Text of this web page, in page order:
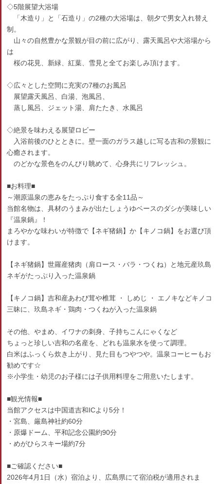
◇5階展望大浴場
「木造り」と「石造り」の2種の大浴場は、朝夕で男女入れ替え
制。
山々の自然豊かな景観が目の前に広がり、露天風呂や大浴場から
は
桜の花見、新緑、紅葉、雪見と全てお楽しみ頂けます。
◇広々とした空間に充実の7種のお風呂
展望露天風呂、白湯、泡風呂、
蒸し風呂、ジェット湯、肩たたき、水風呂
◇絶景を味わえる展望ロビー
入浴前後のひとときに。壁一面のガラス越しに写る吉和の景観に
心癒されます。
のどかな景色をのんびり眺めて、心身共にリフレッシュ。
■お料理■
～潮原温泉の恵みをたっぷり食する全11品～
当館名物は、具材のうまみが出たしょうゆベースのダシが美味しい
『温泉鍋』！
まろやかな味わいが特徴で【ネギ猪鍋】か【キノコ鍋】をお選び頂
けます。
【ネギ猪鍋】世羅産猪肉（肩ロース・バラ・つくね）と地元産玖島
ネギがたっぷり入った温泉鍋
【キノコ鍋】吉和産あわび茸や椎茸 ・ しめじ ・ エノキなどキノコ
三昧に、玖島ネギ・鶏肉・つくねが入った温泉鍋
その他、やまめ、イワナの刺身、子持ちこんにゃくなど
ちょっと珍しい吉和の名産を、どれも温泉水を使って調理。
白米はふっくら炊き上がり、見た目もつやつや。温泉コーヒーもお
勧めです☆
※小学生・幼児のお子様には子供用料理をご用意いたします。
■観光情報■
当館アクセスは中国道吉和ICより5分！
・宮島、厳島神社約60分
・原爆ドーム、平和記念公園約90分
・めがひらスキー場約7分
■ご確認ください■
2026年4月1日（水）宿泊より、広島県にて宿泊税が適用されま